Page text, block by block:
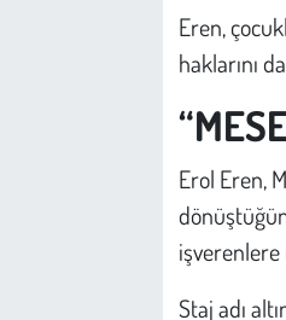
Eren,
haklarını
Erol Eren,
Staj adı